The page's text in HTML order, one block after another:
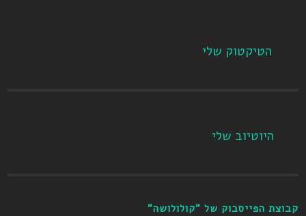
הטיקטוק שלי
היוטיוב שלי
קבוצת הפייסבוק של "קולולושה"